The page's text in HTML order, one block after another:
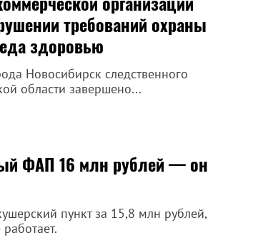
требований охраны
здоровью
Новосибирск следственного
области завершено...
ФАП 16 млн рублей — он
пункт за 15,8 млн рублей,